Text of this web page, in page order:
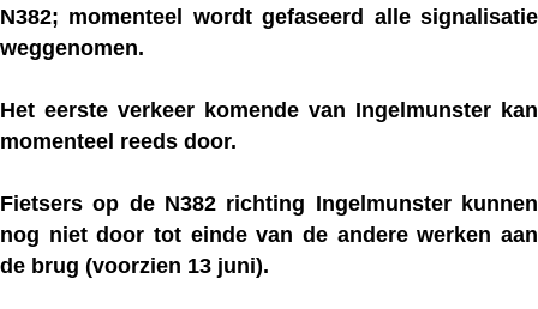
N382; momenteel wordt gefaseerd alle signalisatie
weggenomen.
Het eerste verkeer komende van Ingelmunster kan
momenteel reeds door.
Fietsers op de N382 richting Ingelmunster kunnen
nog niet door tot einde van de andere werken aan
de brug (voorzien 13 juni).